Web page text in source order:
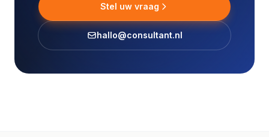
Stel uw vraag
hallo@consultant.nl